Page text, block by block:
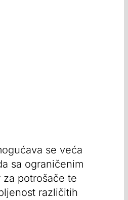
se veća
sa ograničenim
potrošače te
različitih